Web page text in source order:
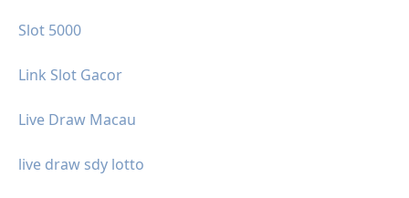
Slot 5000
Link Slot Gacor
Live Draw Macau
live draw sdy lotto